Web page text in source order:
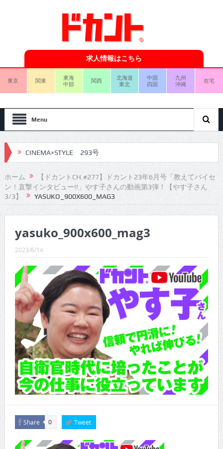
求人情報はこちら
東京 関東
東海
中部
関西
北海道
東北
中国
四国
九州
沖縄
在宅
Menu
CINEMA×STYLE 293号
CINEMA×STYLE 292号
CINEMA×STYLE 291号
CINEMA×STYLE 290号
CINEMA×STYLE 289号
CINEMA×STYLE 288号
CINEMA×STYLE 287号
CINEMA×STYLE 286号
CINEMA×STYLE 285号
CINEMA×STYLE 294号
ホーム
【ドカントCH.#277】ドカント23年6月号「教えてパイセ
ン！直撃インタビュー!!」やす子さんの動画第3弾！【やす子さん
3/3】
YASUKO_900X600_MAG3
yasuko_900x600_mag3
2023/6/14
Share 0 Tweet